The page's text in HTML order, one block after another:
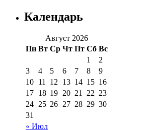
Календарь
Август 2026
Пн Вт Ср Чт Пт Сб Вс
« Июл
1
2
3
4 5 6 7 8
9
10 11 12 13 14 15 16
17 18 19 20 21 22 23
24 25 26 27 28 29 30
31